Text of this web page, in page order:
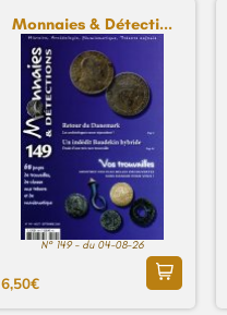
Monnaies & Détecti...
N° 149 - du 04-08-26
6,50€